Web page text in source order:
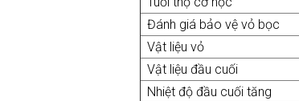
Đánh giá bảo vệ vỏ bọc
Vật liệu vỏ
Vật liệu đầu cuối
Nhiệt độ đầu cuối tăng